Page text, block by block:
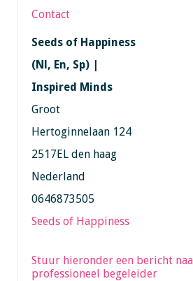
Contact
Seeds of Happiness
(Nl, En, Sp) |
Inspired Minds
Groot
Hertoginnelaan 124
2517EL den haag
Nederland
0646873505
Seeds of Happiness
Stuur hieronder een bericht
professioneel begeleider